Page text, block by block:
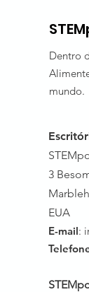
Dentro
mundo.
3
EUA
E-mail: